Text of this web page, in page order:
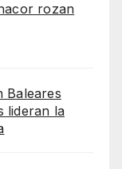
rozan
Baleares
lideran la